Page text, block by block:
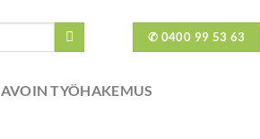
✆ 0400 99 53 63
AVOIN TYÖHAKEMUS